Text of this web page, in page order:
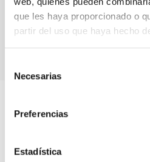
que les haya proporcionado o
partir del uso que haya hecho
Necesarias
Preferencias
Estadística
Participantes en HC2NP2019